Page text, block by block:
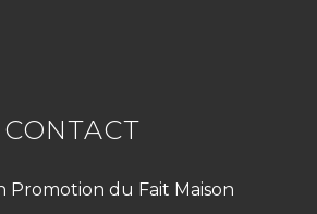
CONTACT
Promotion du Fait Maison